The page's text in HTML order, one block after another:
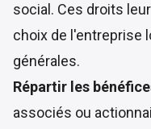
social. Ces droits
choix de l'entreprise
générales.
Répartir les
associés ou